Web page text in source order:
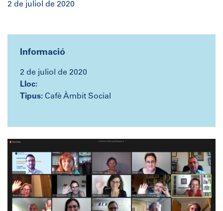
2 de juliol de 2020
Informació
2 de juliol de 2020
Lloc:
Tipus: Cafè Àmbit Social